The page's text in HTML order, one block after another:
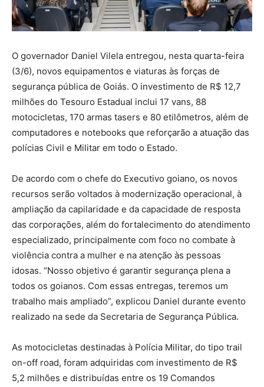
O governador Daniel Vilela entregou, nesta quarta-feira
(3/6), novos equipamentos e viaturas às forças de
segurança pública de Goiás. O investimento de R$ 12,7
milhões do Tesouro Estadual inclui 17 vans, 88
motocicletas, 170 armas tasers e 80 etilômetros, além de
computadores e notebooks que reforçarão a atuação das
polícias Civil e Militar em todo o Estado.
De acordo com o chefe do Executivo goiano, os novos
recursos serão voltados à modernização operacional, à
ampliação da capilaridade e da capacidade de resposta
das corporações, além do fortalecimento do atendimento
especializado, principalmente com foco no combate à
violência contra a mulher e na atenção às pessoas
idosas. “Nosso objetivo é garantir segurança plena a
todos os goianos. Com essas entregas, teremos um
trabalho mais ampliado”, explicou Daniel durante evento
realizado na sede da Secretaria de Segurança Pública.
As motocicletas destinadas à Polícia Militar, do tipo trail
on-off road, foram adquiridas com investimento de R$
5,2 milhões e distribuídas entre os 19 Comandos